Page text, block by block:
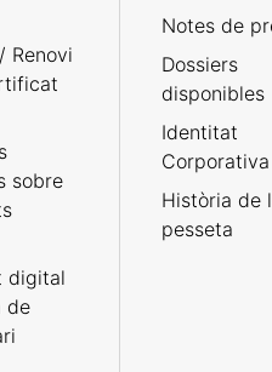
Renovi
sobre
digital
de
Notes de
Dossiers
disponibles
Identitat
Corporativa
Història de
pesseta